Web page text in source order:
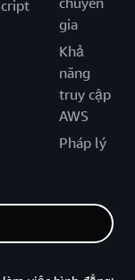
gia
Khả
năng
truy cập
AWS
Pháp lý